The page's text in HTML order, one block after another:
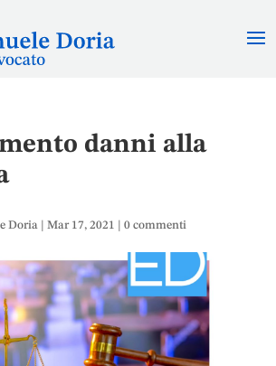
danni alla
Doria| Mar 17, 2021 0 commenti